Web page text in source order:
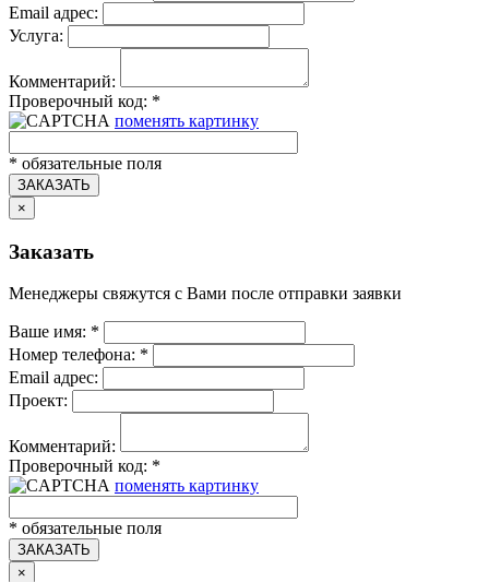
Email адрес:
Услуга:
Комментарий:
Проверочный код: *
поменять картинку
* обязательные поля
ЗАКАЗАТЬ
×
Заказать
Менеджеры свяжутся с Вами после отправки заявки
Ваше имя: *
Номер телефона: *
Email адрес:
Проект:
Комментарий:
Проверочный код: *
поменять картинку
* обязательные поля
ЗАКАЗАТЬ
×